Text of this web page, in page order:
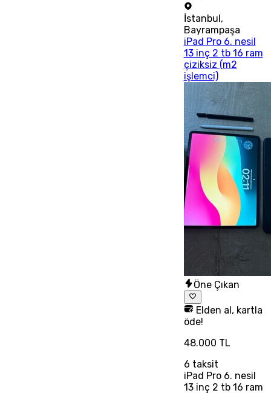
İstanbul,
Bayrampaşa
iPad Pro 6. nesil
13 inç 2 tb 16 ram
çiziksiz (m2
işlemci)
Öne Çıkan
Elden al, kartla
öde!
48.000 TL
6 taksit
iPad Pro 6. nesil
13 inç 2 tb 16 ram